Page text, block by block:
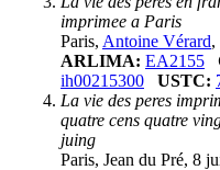
imprimee a Paris
Paris, Antoine Vérard,
ARLIMA: EA2155
ih00215300
USTC:
La vie des peres
quatre cens quatre
juing
Paris, Jean du Pré, 8